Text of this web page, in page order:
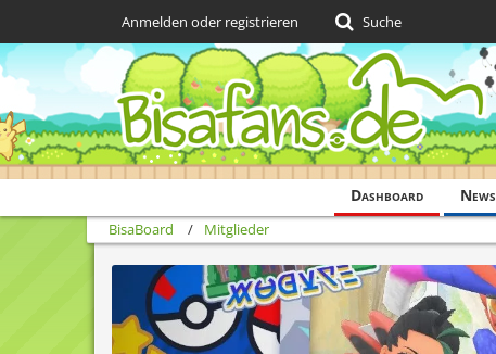
Dashboard News
Anmelden oder registrieren Suche
BisaBoard Mitglieder